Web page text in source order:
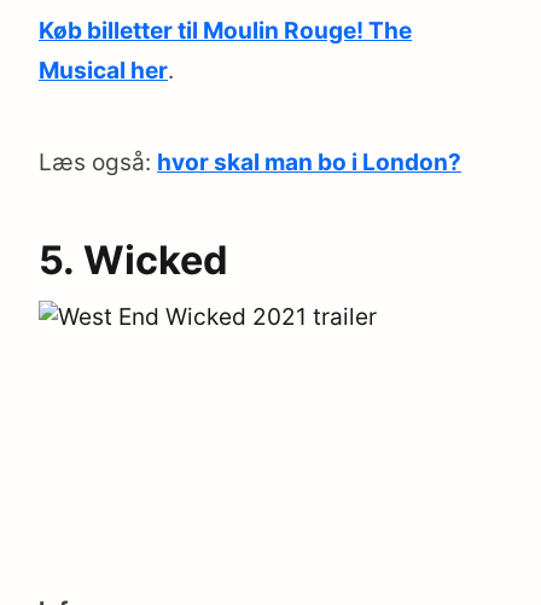
Køb billetter til Moulin Rouge! The
Musical her.
Læs også: hvor skal man bo i London?
5. Wicked